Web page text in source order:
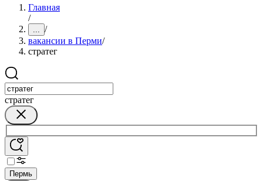
Главная
/
... /
вакансии в Перми/
стратег
стратег
Пермь